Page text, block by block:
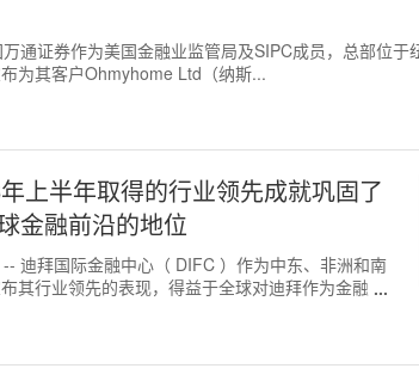
通证券作为美国金融业监管局及SIPC成员，总部位于
为其客户Ohmyhome Ltd（纳斯...
上半年取得的行业领先成就巩固了
金融前沿的地位
迪拜国际金融中心（ DIFC ）作为中东、非洲和南
其行业领先的表现，得益于全球对迪拜作为金融、